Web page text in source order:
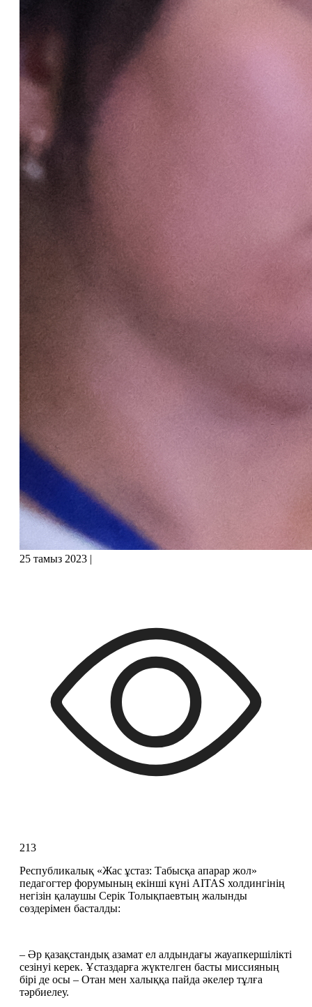
25 тамыз 2023 |
213
Республикалық «Жас ұстаз: Табысқа апарар жол»
педагогтер форумының екінші күні AITAS холдингінің
негізін қалаушы Серік Толықпаевтың жалынды
сөздерімен басталды:
– Әр қазақстандық азамат ел алдындағы жауапкершілікті
сезінуі керек. Ұстаздарға жүктелген басты миссияның
бірі де осы – Отан мен халыққа пайда әкелер тұлға
тәрбиелеу.